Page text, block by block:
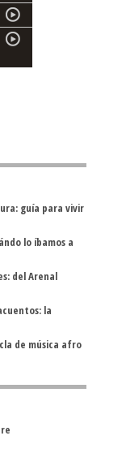
guía para vivir
lo íbamos a
del Arenal
la
de música afro